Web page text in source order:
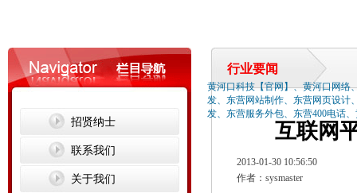
招贤纳士
联系我们
关于我们
行业要闻
黄河口科技【官网】、黄河口网络
发、东营网站制作、东营网页设计
发、东营服务外包、东营400电话
互联网
2013-01-30 10:56:50
作者：sysmaster